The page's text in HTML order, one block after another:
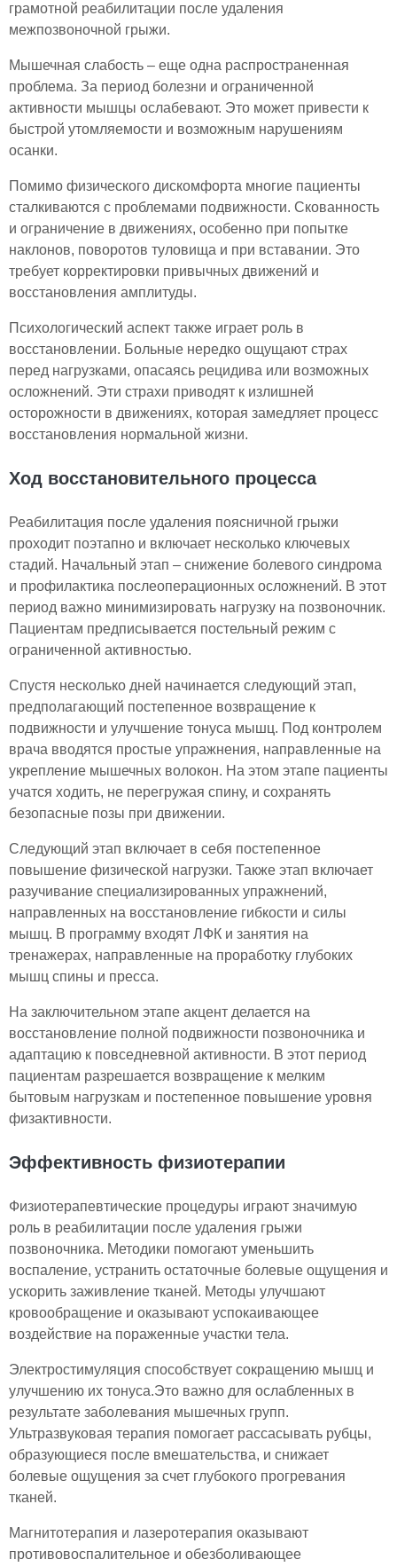
грамотной реабилитации после удаления
межпозвоночной грыжи.
Мышечная слабость – еще одна распространенная
проблема. За период болезни и ограниченной
активности мышцы ослабевают. Это может привести к
быстрой утомляемости и возможным нарушениям
осанки.
Помимо физического дискомфорта многие пациенты
сталкиваются с проблемами подвижности. Скованность
и ограничение в движениях, особенно при попытке
наклонов, поворотов туловища и при вставании. Это
требует корректировки привычных движений и
восстановления амплитуды.
Психологический аспект также играет роль в
восстановлении. Больные нередко ощущают страх
перед нагрузками, опасаясь рецидива или возможных
осложнений. Эти страхи приводят к излишней
осторожности в движениях, которая замедляет процесс
восстановления нормальной жизни.
Ход восстановительного процесса
Реабилитация после удаления поясничной грыжи
проходит поэтапно и включает несколько ключевых
стадий. Начальный этап – снижение болевого синдрома
и профилактика послеоперационных осложнений. В этот
период важно минимизировать нагрузку на позвоночник.
Пациентам предписывается постельный режим с
ограниченной активностью.
Спустя несколько дней начинается следующий этап,
предполагающий постепенное возвращение к
подвижности и улучшение тонуса мышц. Под контролем
врача вводятся простые упражнения, направленные на
укрепление мышечных волокон. На этом этапе пациенты
учатся ходить, не перегружая спину, и сохранять
безопасные позы при движении.
Следующий этап включает в себя постепенное
повышение физической нагрузки. Также этап включает
разучивание специализированных упражнений,
направленных на восстановление гибкости и силы
мышц. В программу входят ЛФК и занятия на
тренажерах, направленные на проработку глубоких
мышц спины и пресса.
На заключительном этапе акцент делается на
восстановление полной подвижности позвоночника и
адаптацию к повседневной активности. В этот период
пациентам разрешается возвращение к мелким
бытовым нагрузкам и постепенное повышение уровня
физактивности.
Эффективность физиотерапии
Физиотерапевтические процедуры играют значимую
роль в реабилитации после удаления грыжи
позвоночника. Методики помогают уменьшить
воспаление, устранить остаточные болевые ощущения и
ускорить заживление тканей. Методы улучшают
кровообращение и оказывают успокаивающее
воздействие на пораженные участки тела.
Электростимуляция способствует сокращению мышц и
улучшению их тонуса.Это важно для ослабленных в
результате заболевания мышечных групп.
Ультразвуковая терапия помогает рассасывать рубцы,
образующиеся после вмешательства, и снижает
болевые ощущения за счет глубокого прогревания
тканей.
Магнитотерапия и лазеротерапия оказывают
противовоспалительное и обезболивающее